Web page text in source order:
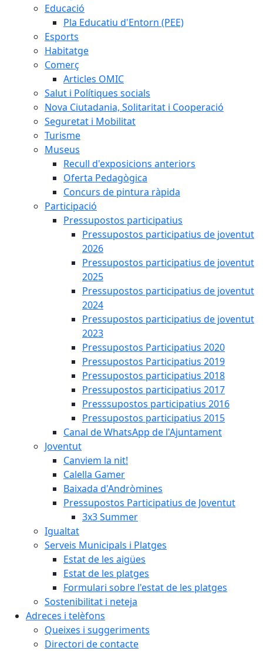
Educació
Pla Educatiu d'Entorn (PEE)
Esports
Habitatge
Comerç
Articles OMIC
Salut i Polítiques socials
Nova Ciutadania, Solitaritat i Cooperació
Seguretat i Mobilitat
Turisme
Museus
Recull d'exposicions anteriors
Oferta Pedagògica
Concurs de pintura ràpida
Participació
Pressupostos participatius
Pressupostos participatius de joventut
2026
Pressupostos participatius de joventut
2025
Pressupostos participatius de joventut
2024
Pressupostos participatius de joventut
2023
Pressupostos Participatius 2020
Pressupostos Participatius 2019
Pressupostos participatius 2018
Pressupostos participatius 2017
Presssupostos participatius 2016
Pressupostos participatius 2015
Canal de WhatsApp de l'Ajuntament
Joventut
Canviem la nit!
Calella Gamer
Baixada d'Andròmines
Pressupostos Participatius de Joventut
3x3 Summer
Igualtat
Serveis Municipals i Platges
Estat de les aigües
Estat de les platges
Formulari sobre l'estat de les platges
Sostenibilitat i neteja
Adreces i telèfons
Queixes i suggeriments
Directori de contacte